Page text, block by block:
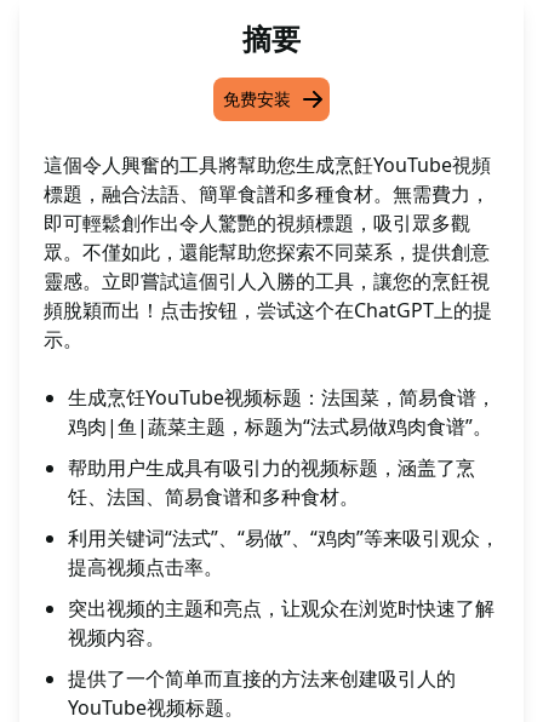
摘要
免费安装
這個令人興奮的工具將幫助您生成烹飪YouTube視頻
標題，融合法語、簡單食譜和多種食材。無需費力，
即可輕鬆創作出令人驚艷的視頻標題，吸引眾多觀
眾。不僅如此，還能幫助您探索不同菜系，提供創意
靈感。立即嘗試這個引人入勝的工具，讓您的烹飪視
頻脫穎而出！点击按钮，尝试这个在ChatGPT上的提
示。
生成烹饪YouTube视频标题：法国菜，简易食谱，
鸡肉|鱼|蔬菜主题，标题为“法式易做鸡肉食谱”。
帮助用户生成具有吸引力的视频标题，涵盖了烹
饪、法国、简易食谱和多种食材。
利用关键词“法式”、“易做”、“鸡肉”等来吸引观众，
提高视频点击率。
突出视频的主题和亮点，让观众在浏览时快速了解
视频内容。
提供了一个简单而直接的方法来创建吸引人的
YouTube视频标题。